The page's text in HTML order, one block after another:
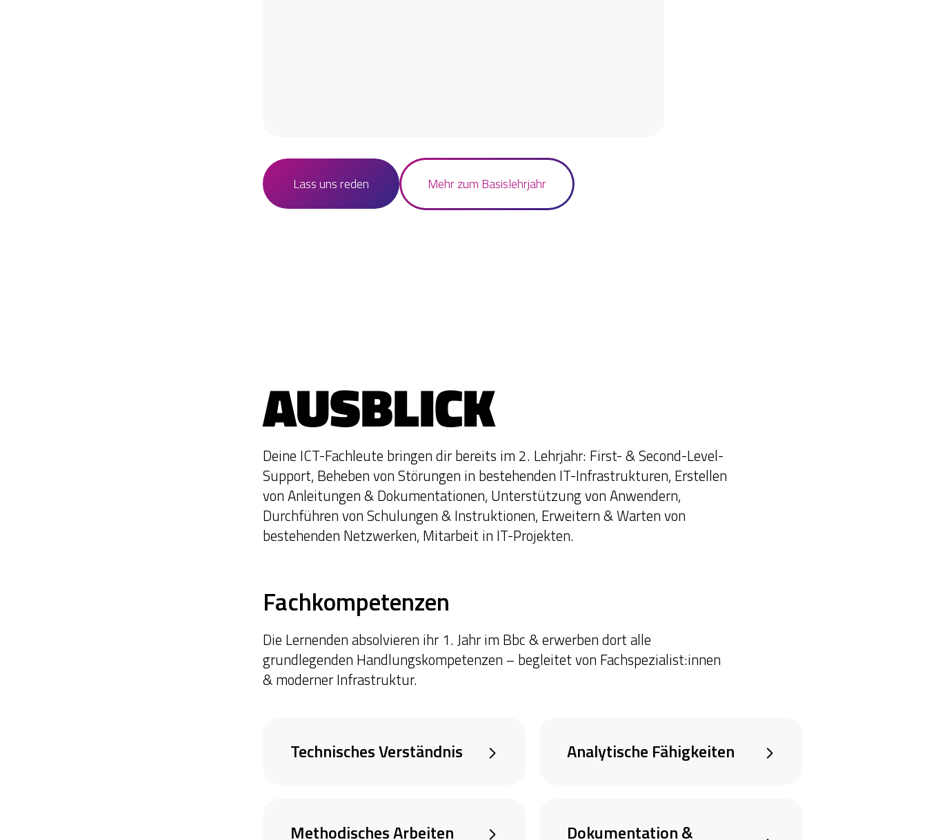
Lass uns reden Mehr zum Basislehrjahr
AUSBLICK
Deine ICT-Fachleute bringen dir bereits im 2. Lehrjahr: First- & Second-Level-
Support, Beheben von Störungen in bestehenden IT-Infrastrukturen, Erstellen
von Anleitungen & Dokumentationen, Unterstützung von Anwendern,
Durchführen von Schulungen & Instruktionen, Erweitern & Warten von
bestehenden Netzwerken, Mitarbeit in IT-Projekten.
Fachkompetenzen
Die Lernenden absolvieren ihr 1. Jahr im Bbc & erwerben dort alle
grundlegenden Handlungskompetenzen – begleitet von Fachspezialist:innen
& moderner Infrastruktur.
Technisches Verständnis Analytische Fähigkeiten
Methodisches Arbeiten Dokumentation &